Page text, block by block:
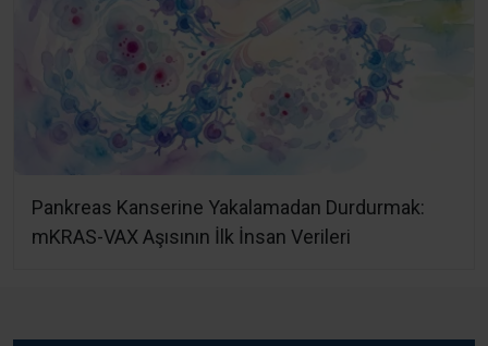
Pankreas Kanserine Yakalamadan Durdurmak:
mKRAS-VAX Aşısının İlk İnsan Verileri